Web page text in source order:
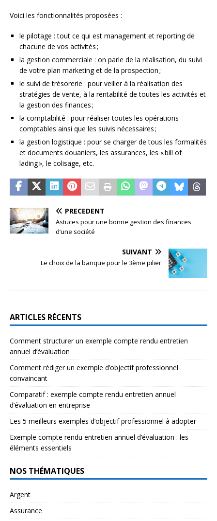
Voici les fonctionnalités proposées :
le pilotage : tout ce qui est management et reporting de
chacune de vos activités ;
la gestion commerciale : on parle de la réalisation, du suivi
de votre plan marketing et de la prospection ;
le suivi de trésorerie : pour veiller à la réalisation des
stratégies de vente, à la rentabilité de toutes les activités et
la gestion des finances ;
la comptabilité : pour réaliser toutes les opérations
comptables ainsi que les suivis nécessaires ;
la gestion logistique : pour se charger de tous les formalités
et documents douaniers, les assurances, les « bill of
lading », le colisage, etc.
PRÉCÉDENT
Astuces pour une bonne gestion des finances
d’une société
SUIVANT
Le choix de la banque pour le 3ème pilier
ARTICLES RÉCENTS
Comment structurer un exemple compte rendu entretien
annuel d’évaluation
Comment rédiger un exemple d’objectif professionnel
convaincant
Comparatif : exemple compte rendu entretien annuel
d’évaluation en entreprise
Les 5 meilleurs exemples d’objectif professionnel à adopter
Exemple compte rendu entretien annuel d’évaluation : les
éléments essentiels
NOS THÉMATIQUES
Argent
Assurance